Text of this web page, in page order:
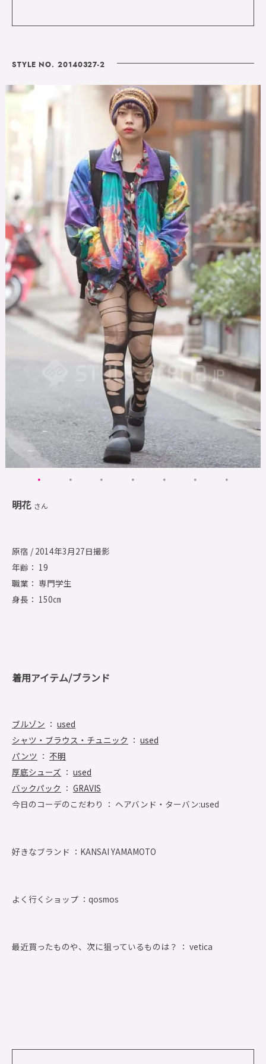
STYLE NO. 20140327-2
明花 さん
原宿 / 2014年3月27日撮影
年齢： 19
職業： 専門学生
身長： 150㎝
着用アイテム/ブランド
ブルゾン ： used
シャツ・ブラウス・チュニック ： used
パンツ ： 不明
厚底シューズ ： used
バックパック ： GRAVIS
今日のコーデのこだわり ： ヘアバンド・ターバン:used
好きなブランド ： KANSAI YAMAMOTO
よく行くショップ ： qosmos
最近買ったものや、次に狙っているものは？ ： vetica